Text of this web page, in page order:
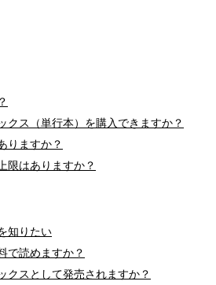
クス（単行本）を購入できますか？
りますか？
限はありますか？
知りたい
で読めますか？
クスとして発売されますか？